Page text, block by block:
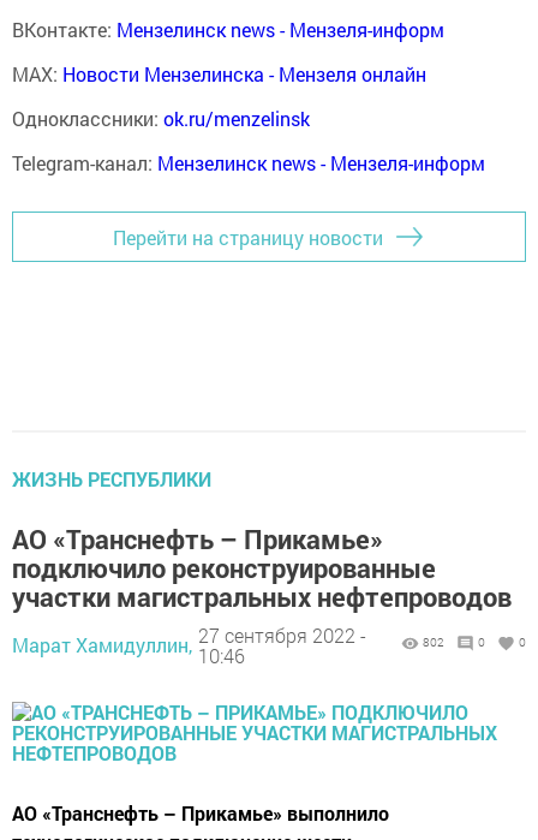
ВКонтакте: Мензелинск news - Мензеля-информ
MAX: Новости Мензелинска - Мензеля онлайн
Одноклассники: ok.ru/menzelinsk
Telegram-канал: Мензелинск news - Мензеля-информ
Перейти на страницу новости
ЖИЗНЬ РЕСПУБЛИКИ
АО «Транснефть – Прикамье»
подключило реконструированные
участки магистральных нефтепроводов
Марат Хамидуллин, 27 сентября 2022 -
10:46
802 0 0
АО «Транснефть – Прикамье» выполнило